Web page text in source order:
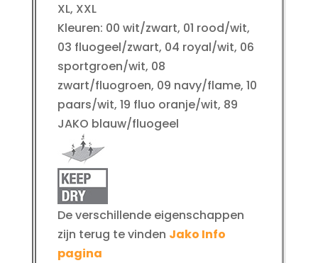
XL, XXL
Kleuren: 00 wit/zwart, 01 rood/wit,
03 fluogeel/zwart, 04 royal/wit, 06
sportgroen/wit, 08
zwart/fluogroen, 09 navy/flame, 10
paars/wit, 19 fluo oranje/wit, 89
JAKO blauw/fluogeel
De verschillende eigenschappen
zijn terug te vinden Jako Info
pagina